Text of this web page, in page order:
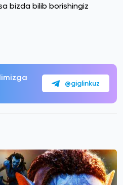
bizda bilib borishingiz
@giglinkuz